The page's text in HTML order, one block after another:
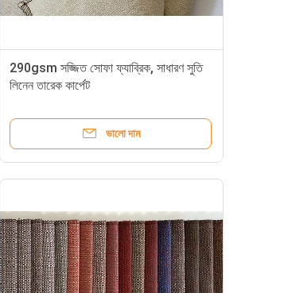
290gsm সজ্জিত সোফা ফ্যাব্রিক, সাধারণ সুতি
লিনেন তারেক কার্পেট
ভালো দাম